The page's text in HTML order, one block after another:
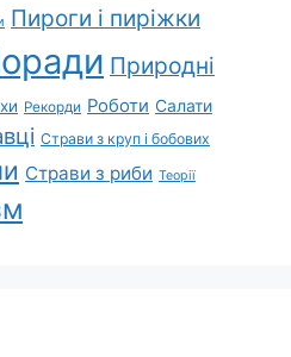
Пироги і пиріжки
Природні
Рекорди Роботи Салати
Страви з круп і бобових
Страви з риби Теорії